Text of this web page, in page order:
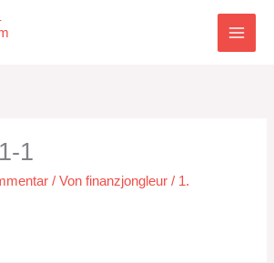
1
/ Vonfinanzjongleur/ 1.